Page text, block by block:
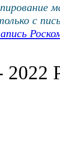
с